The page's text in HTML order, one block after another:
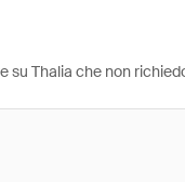
su Thalia che non